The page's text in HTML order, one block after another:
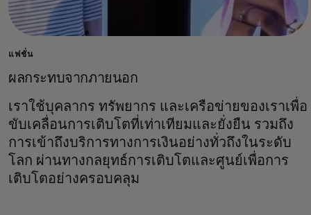
แฟชั่น
ผลกระทบจากภายนอก
เราใช้บุคลากร ทรัพยากร และเครือข่ายของเราเพื่อ
ขับเคลื่อนการเติบโตที่เท่าเทียมและยั่งยืน รวมถึง
การเข้าถึงบริการทางการเงินอย่างทั่วถึงในระดับ
โลก ผ่านทางกลยุทธ์การเติบโตและศูนย์เพื่อการ
เติบโตอย่างครอบคลุม